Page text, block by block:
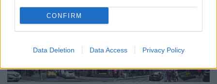
CONFIRM
Data Deletion Data Access Privacy Policy